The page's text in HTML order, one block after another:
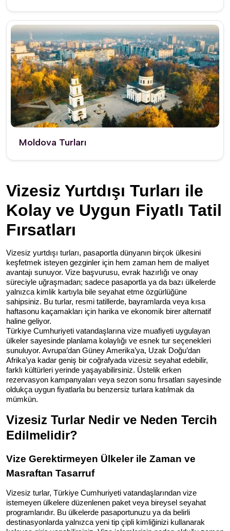
Moldova Turları
Vizesiz Yurtdışı Turları ile
Kolay ve Uygun Fiyatlı Tatil
Fırsatları
Vizesiz yurtdışı turları, pasaportla dünyanın birçok ülkesini
keşfetmek isteyen gezginler için hem zaman hem de maliyet
avantajı sunuyor. Vize başvurusu, evrak hazırlığı ve onay
süreciyle uğraşmadan; sadece pasaportla ya da bazı ülkelerde
yalnızca kimlik kartıyla bile seyahat etme özgürlüğüne
sahipsiniz. Bu turlar, resmi tatillerde, bayramlarda veya kısa
haftasonu kaçamakları için harika ve ekonomik birer alternatif
haline geliyor.
Türkiye Cumhuriyeti vatandaşlarına vize muafiyeti uygulayan
ülkeler sayesinde planlama kolaylığı ve esnek tur seçenekleri
sunuluyor. Avrupa’dan Güney Amerika’ya, Uzak Doğu’dan
Afrika’ya kadar geniş bir coğrafyada vizesiz seyahat edebilir,
farklı kültürleri yerinde yaşayabilirsiniz. Üstelik erken
rezervasyon kampanyaları veya sezon sonu fırsatları sayesinde
oldukça uygun fiyatlarla bu benzersiz turlara katılmak da
mümkün.
Vizesiz Turlar Nedir ve Neden Tercih
Edilmelidir?
Vize Gerektirmeyen Ülkeler ile Zaman ve
Masraftan Tasarruf
Vizesiz turlar, Türkiye Cumhuriyeti vatandaşlarından vize
istemeyen ülkelere düzenlenen paket veya bireysel seyahat
programlarıdır. Bu ülkelerde pasaportunuzu ya da belirli
destinasyonlarda yalnızca yeni tip çipli kimliğinizi kullanarak